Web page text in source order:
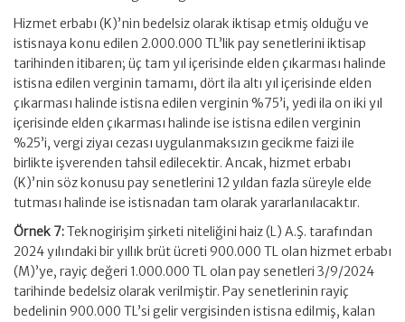
Hizmet erbabı (K)’nin bedelsiz olarak iktisap etmiş olduğu ve
istisnaya konu edilen 2.000.000 TL’lik pay senetlerini iktisap
tarihinden itibaren; üç tam yıl içerisinde elden çıkarması halinde
istisna edilen verginin tamamı, dört ila altı yıl içerisinde elden
çıkarması halinde istisna edilen verginin %75’i, yedi ila on iki yıl
içerisinde elden çıkarması halinde ise istisna edilen verginin
%25’i, vergi ziyaı cezası uygulanmaksızın gecikme faizi ile
birlikte işverenden tahsil edilecektir. Ancak, hizmet erbabı
(K)’nin söz konusu pay senetlerini 12 yıldan fazla süreyle elde
tutması halinde ise istisnadan tam olarak yararlanılacaktır.
Örnek 7:Teknogirişim şirketi niteliğini haiz (L) A.Ş. tarafından
2024 yılındaki bir yıllık brüt ücreti 900.000 TL olan hizmet erbabı
(M)’ye, rayiç değeri 1.000.000 TL olan pay senetleri 3/9/2024
tarihinde bedelsiz olarak verilmiştir. Pay senetlerinin rayiç
bedelinin 900.000 TL’si gelir vergisinden istisna edilmiş, kalan